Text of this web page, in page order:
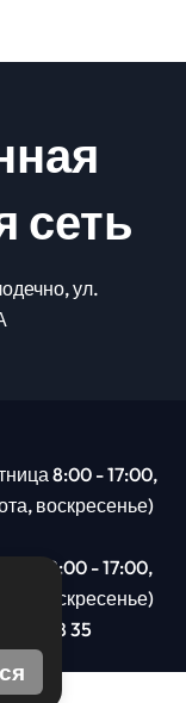
сеть
ул.
8:00 - 17:00,
воскресенье)
8:00 - 17:00,
воскресенье)
201 78 35